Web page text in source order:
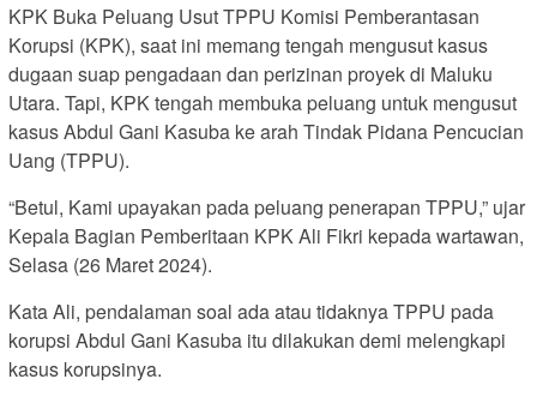
KPK Buka Peluang Usut TPPU Komisi Pemberantasan
Korupsi (KPK), saat ini memang tengah mengusut kasus
dugaan suap pengadaan dan perizinan proyek di Maluku
Utara. Tapi, KPK tengah membuka peluang untuk mengusut
kasus Abdul Gani Kasuba ke arah Tindak Pidana Pencucian
Uang (TPPU).
“Betul, Kami upayakan pada peluang penerapan TPPU,” ujar
Kepala Bagian Pemberitaan KPK Ali Fikri kepada wartawan,
Selasa (26 Maret 2024).
Kata Ali, pendalaman soal ada atau tidaknya TPPU pada
korupsi Abdul Gani Kasuba itu dilakukan demi melengkapi
kasus korupsinya.